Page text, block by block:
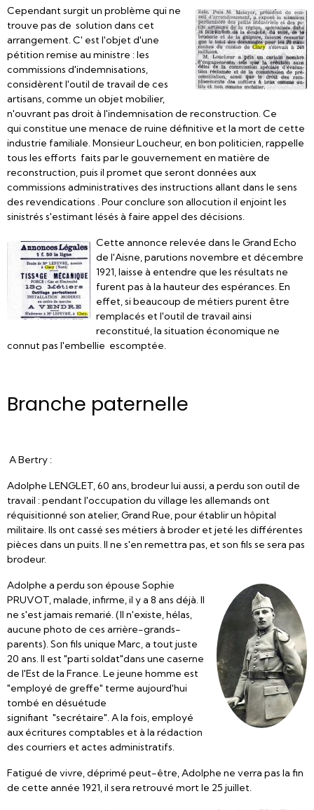
Cependant surgit un problème qui ne
trouve pas de solution dans cet
arrangement. C' est l'objet d'une
pétition remise au ministre : les
commissions d'indemnisations,
considèrent l'outil de travail de ces
artisans, comme un objet mobilier,
n'ouvrant pas droit à l'indemnisation de reconstruction. Ce
qui constitue une menace de ruine définitive et la mort de cette
industrie familiale. Monsieur Loucheur, en bon politicien, rappelle
tous les efforts faits par le gouvernement en matière de
reconstruction, puis il promet que seront données aux
commissions administratives des instructions allant dans le sens
des revendications . Pour conclure son allocution il enjoint les
sinistrés s'estimant lésés à faire appel des décisions.
Cette annonce relevée dans le Grand Echo
de l'Aisne, parutions novembre et décembre
1921, laisse à entendre que les résultats ne
furent pas à la hauteur des espérances. En
effet, si beaucoup de métiers purent être
remplacés et l'outil de travail ainsi
reconstitué, la situation économique ne
connut pas l'embellie escomptée.
Branche paternelle
A Bertry :
Adolphe LENGLET, 60 ans, brodeur lui aussi, a perdu son outil de
travail : pendant l'occupation du village les allemands ont
réquisitionné son atelier, Grand Rue, pour établir un hôpital
militaire. Ils ont cassé ses métiers à broder et jeté les différentes
pièces dans un puits. Il ne s'en remettra pas, et son fils se sera pas
brodeur.
Adolphe a perdu son épouse Sophie
PRUVOT, malade, infirme, il y a 8 ans déjà. Il
ne s'est jamais remarié. (Il n'existe, hélas,
aucune photo de ces arrière-grands-
parents). Son fils unique Marc, a tout juste
20 ans. Il est "parti soldat"dans une caserne
de l'Est de la France. Le jeune homme est
"employé de greffe" terme aujourd'hui
tombé en désuétude
signifiant "secrétaire". A la fois, employé
aux écritures comptables et à la rédaction
des courriers et actes administratifs.
Fatigué de vivre, déprimé peut-être, Adolphe ne verra pas la fin
de cette année 1921, il sera retrouvé mort le 25 juillet.